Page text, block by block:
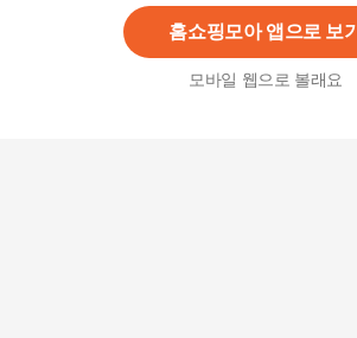
홈쇼핑모아 앱으로 보기
모바일 웹으로 볼래요